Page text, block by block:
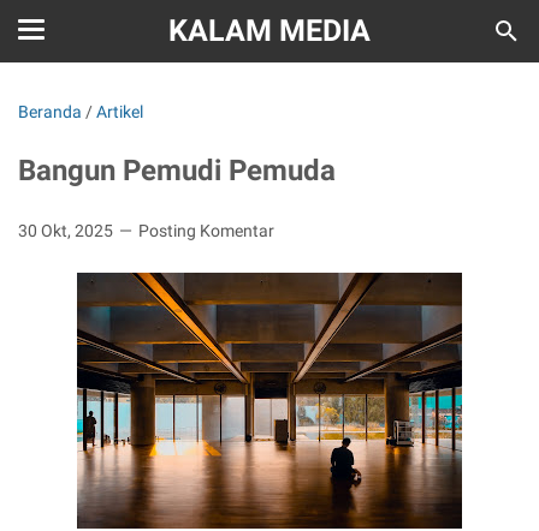
KALAM MEDIA
Beranda /Artikel
Bangun Pemudi Pemuda
30 Okt, 2025 Posting Komentar